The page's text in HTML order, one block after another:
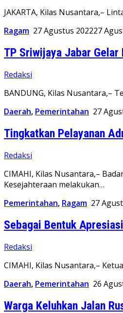
JAKARTA, Kilas Nusantara,–
Ragam 27 Agustus 202227
TP Sriwijaya Jabar Gelar
Redaksi
BANDUNG, Kilas Nusantara,–
Daerah, Pemerintahan 27
Tingkatkan Pelayanan
Redaksi
CIMAHI, Kilas Nusantara,–
Kesejahteraan melakukan…
Pemerintahan, Ragam 27
Sebagai Bentuk
Redaksi
CIMAHI, Kilas Nusantara,–
Daerah, Pemerintahan 26
Warga Keluhkan Jalan